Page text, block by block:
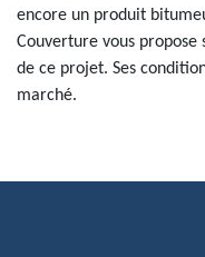
encore un produit
Couverture vous propose
de ce projet. Ses
marché.